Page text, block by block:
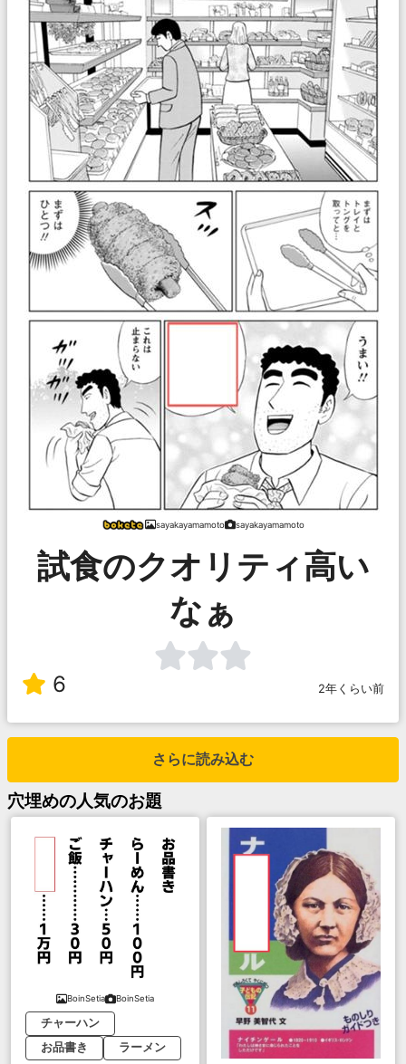
sayakayamamoto sayakayamamoto
試食のクオリティ高い
なぁ
6 2年くらい前
さらに読み込む
穴埋めの人気のお題
BoinSetia BoinSetia
チャーハン
お品書き
ラーメン